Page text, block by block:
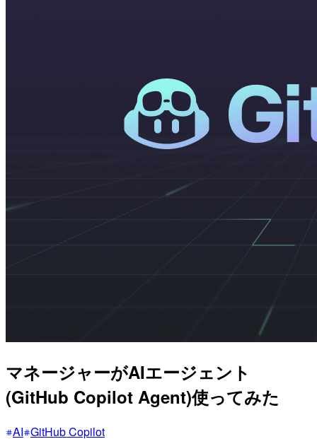
マネージャーがAIエージェント
(GitHub Copilot Agent)使ってみた
AI GitHub Copilot